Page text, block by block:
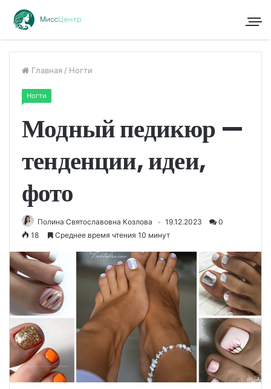
Главная / Ногти
Ногти
Модный педикюр —
тенденции, идеи,
фото
Полина Святославовна Козлова 19.12.2023
0
18
Среднее время чтения 10 минут